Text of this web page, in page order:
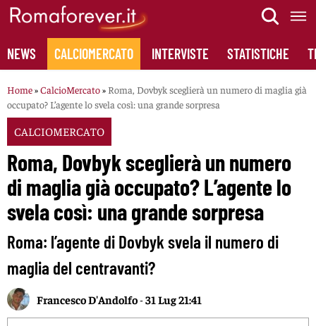
Skip
content
NEWS CALCIOMERCATO INTERVISTE STATISTICHE
Home»CalcioMercato» Roma, Dovbyk sceglierà un numero di maglia già
occupato? L’agente lo svela così: una grande sorpresa
CALCIOMERCATO
Roma, Dovbyk sceglierà un numero
di maglia già occupato? L’agente lo
svela così: una grande sorpresa
Roma: l’agente di Dovbyk svela il numero di
maglia del centravanti?
Francesco D'Andolfo-31 Lug 21:41